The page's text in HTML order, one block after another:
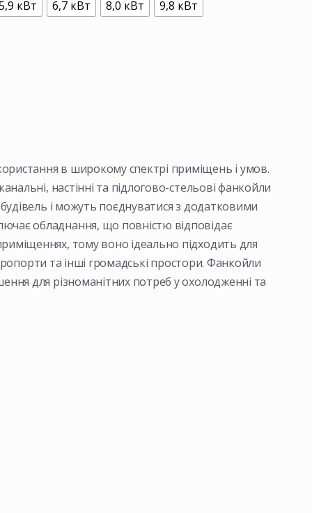
кВт 6,7 кВт 8,0 кВт 9,8 кВт
в широкому спектрі приміщень і умов.
настінні та підлогово-стельові фанкойли
і можуть поєднуватися з додатковими
обладнання, що повністю відповідає
тому воно ідеально підходить для
та інші громадські простори. Фанкойли
для різноманітних потреб у охолодженні та